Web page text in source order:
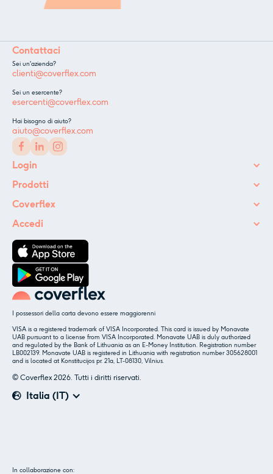
Contattaci
Sei un'azienda?
clienti@coverflex.com
Sei un esercente?
esercenti@coverflex.com
Hai bisogno di aiuto?
aiuto@coverflex.com
Login
Prodotti
Coverflex
Accedi
I possessori della carta devono essere maggiorenni
VISA is a registered trademark of VISA Incorporated. This card is issued by Monavate
UAB pursuant to a license from VISA Incorporated. Monavate UAB is duly authorized
and regulated by the Bank of Lithuania as an E-Money Institution. Registration number
LB002139. Monavate UAB is registered in Lithuania with registration number 305628001
and is located at Konstitucijos pr. 21a, LT-08130, Vilnius.
Italia (IT)
© Coverflex 2026. Tutti i diritti riservati.
In collaborazione con:
Insieme ai nostri partner utilizziamo cookie o